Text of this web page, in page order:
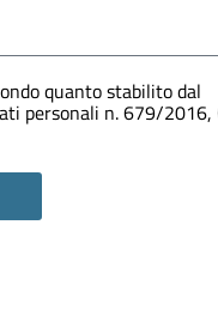
quanto stabilito dal
personali n. 679/2016,